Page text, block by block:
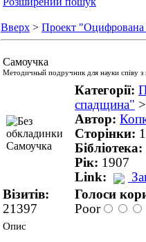
Вверх > Проект
Самоучка
Методичный подручник для науки співу з
Категорії:
спадщина"
Автор:
Сторінки:
Бібліотека:
Рік: 1907
Link:
Візитів:
21397
Голоси
Poor
Опис